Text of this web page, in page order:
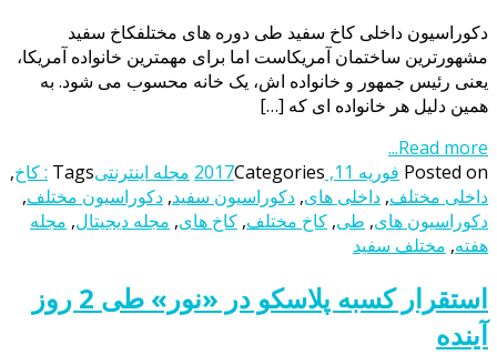
دکوراسیون داخلی کاخ سفید طی دوره های مختلفکاخ سفید
مشهورترین ساختمان آمریکاست اما برای مهمترین خانواده آمریکا،
یعنی رئیس جمهور و خانواده اش، یک خانه محسوب می شود. به
همین دلیل هر خانواده ای که […]
Read more...
Posted on فوریه 11, 2017 Categories مجله اینترنتیTags : کاخ,
داخلی مختلف, داخلی های, دکوراسیون سفید, دکوراسیون مختلف,
دکوراسیون های, طی, کاخ مختلف, کاخ های, مجله دیجیتال, مجله
هفته, مختلف سفید
استقرار کسبه پلاسکو در «نور» طی 2 روز
آینده